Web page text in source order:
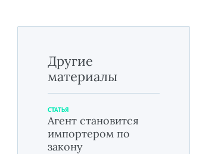
Другие
материалы
СТАТЬЯ
Агент становится
импортером по
закону